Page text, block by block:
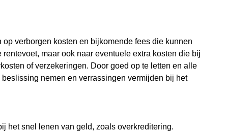
verborgen kosten en bijkomende fees die kunnen
maar ook naar eventuele extra kosten die bij
of verzekeringen. Door goed op te letten en alle
nemen en verrassingen vermijden bij het
het snel lenen van geld, zoals overkreditering.